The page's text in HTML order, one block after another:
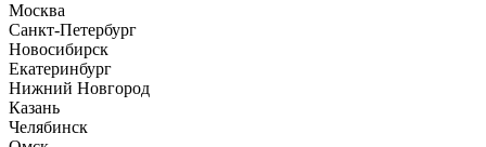
Москва
Санкт-Петербург
Новосибирск
Екатеринбург
Нижний Новгород
Казань
Челябинск